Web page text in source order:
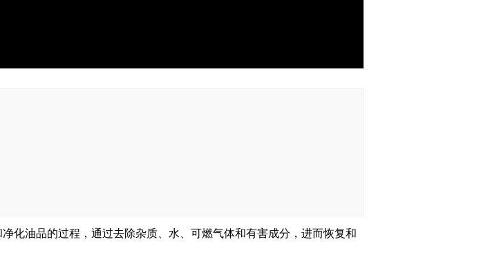
化油品的过程，通过去除杂质、水、可燃气体和有害成分，进而恢复和